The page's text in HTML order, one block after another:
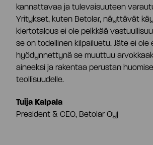
kannattavaa ja tulevaisuuteen
Yritykset, kuten Betolar, näyttävät
kiertotalous ei ole pelkkää
se on todellinen kilpailuetu. Jäte ei ole
hyödynnettynä se muuttuu
aineeksi ja rakentaa perustan
teollisuudelle.
Tuija Kalpala
President & CEO, Betolar Oyj